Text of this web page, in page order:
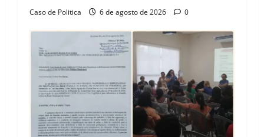
Caso de Politica 6 de agosto de 2026 0